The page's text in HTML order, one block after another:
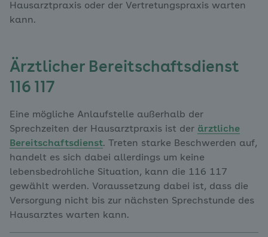
Hausarztpraxis oder der Vertretungspraxis warten
kann.
Ärztlicher Bereitschaftsdienst
116 117
Eine mögliche Anlaufstelle außerhalb der
Sprechzeiten der Hausarztpraxis ist der ärztliche
Bereitschaftsdienst. Treten starke Beschwerden auf,
handelt es sich dabei allerdings um keine
lebensbedrohliche Situation, kann die 116 117
gewählt werden. Voraussetzung dabei ist, dass die
Versorgung nicht bis zur nächsten Sprechstunde des
Hausarztes warten kann.